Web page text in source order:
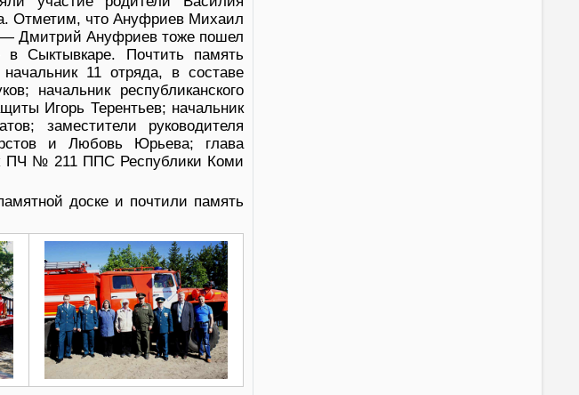
Отметим, что Ануфриев Михаил
— Дмитрий Ануфриев тоже пошел
Сыктывкаре. Почтить память
11 отряда, в составе
начальник республиканского
Игорь Терентьев; начальник
заместители руководителя
и Любовь Юрьева; глава
ПЧ № 211 ППС Республики Коми
доске и почтили память